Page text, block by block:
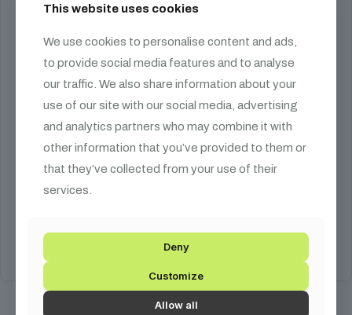
Vertitruss Pinclaw
Kosárba teszem
This website uses cookies
We use cookies to personalise content and ads,
to provide social media features and to analyse
our traffic. We also share information about your
use of our site with our social media, advertising
and analytics partners who may combine it with
other information that you’ve provided to them or
that they’ve collected from your use of their
services.
Deny
Customize
Allow all